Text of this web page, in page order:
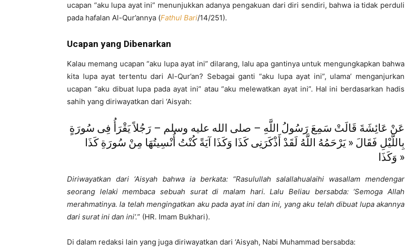
ucapan “aku lupa ayat ini” menunjukkan adanya pengakuan dari diri sendiri, bahwa ia tidak perduli
pada hafalan Al-Qur’annya (Fathul Bari/14/251).
Ucapan yang Dibenarkan
Kalau memang ucapan “aku lupa ayat ini” dilarang, lalu apa gantinya untuk mengungkapkan bahwa
kita lupa ayat tertentu dari Al-Qur’an? Sebagai ganti “aku lupa ayat ini”, ulama’ menganjurkan
ucapan “aku dibuat lupa pada ayat ini” atau “aku melewatkan ayat ini”. Hal ini berdasarkan hadis
sahih yang diriwayatkan dari ‘Aisyah:
عَنْ عَائِشَةَ قَالَتْ سَمِعَ رَسُولُ اللَّهِ – صلى الله عليه وسلم – رَجُلاً يَقْرَأُ فِى سُورَةٍ
بِاللَّيْلِ فَقَالَ « يَرْحَمُهُ اللَّهُ لَقَدْ أَذْكَرَنِى كَذَا وَكَذَا آيَةً كُنْتُ أُنْسِيتُهَا مِنْ سُورَةِ كَذَا
وَكَذَا »
Diriwayatkan dari ‘Aisyah bahwa ia berkata: “Rasulullah salallahualaihi wasallam mendengar
seorang lelaki membaca sebuah surat di malam hari. Lalu Beliau bersabda: ‘Semoga Allah
merahmatinya. Ia telah mengingatkan aku pada ayat ini dan ini, yang aku telah dibuat lupa akannya
dari surat ini dan ini’.” (HR. Imam Bukhari).
Di dalam redaksi lain yang juga diriwayatkan dari ‘Aisyah, Nabi Muhammad bersabda: